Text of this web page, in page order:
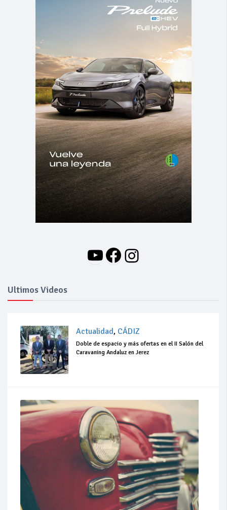
YouTube
Facebook
Instagram
Ultimos Videos
Actualidad, CÁDIZ
Doble de espacio y más ofertas en el II Salón del
Caravaning Andaluz en Jerez